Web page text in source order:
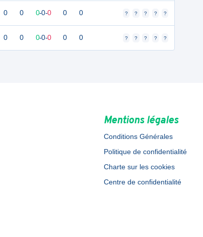
0 0 0-0-0 0 0 ? ? ? ? ?
0 0 0-0-0 0 0 ? ? ? ? ?
Mentions légales
Conditions Générales
Politique de confidentialité
Charte sur les cookies
Centre de confidentialité